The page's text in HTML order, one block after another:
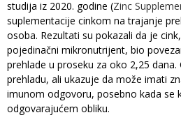
studija iz 2020. godine (Zinc
suplementacije cinkom na trajanje
osoba. Rezultati su pokazali da je
pojedinačni mikronutrijent, bio
prehlade u proseku za oko 2,25 dana.
prehladu, ali ukazuje da može imati
imunom odgovoru, posebno kada se
odgovarajućem obliku.